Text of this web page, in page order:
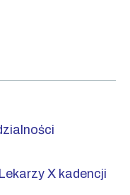
X kadencji